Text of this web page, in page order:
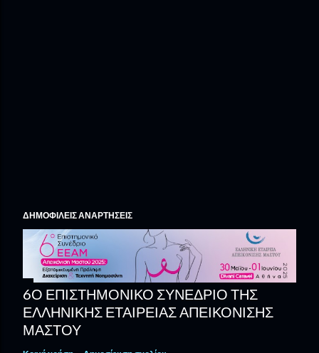
ΔΗΜΟΦΙΛΕΊΣ ΑΝΑΡΤΉΣΕΙΣ
6Ο ΕΠΙΣΤΗΜΟΝΙΚΌ ΣΥΝΈΔΡΙΟ ΤΗΣ
ΕΛΛΗΝΙΚΉΣ ΕΤΑΙΡΕΊΑΣ ΑΠΕΙΚΌΝΙΣΗΣ
ΜΑΣΤΟΎ